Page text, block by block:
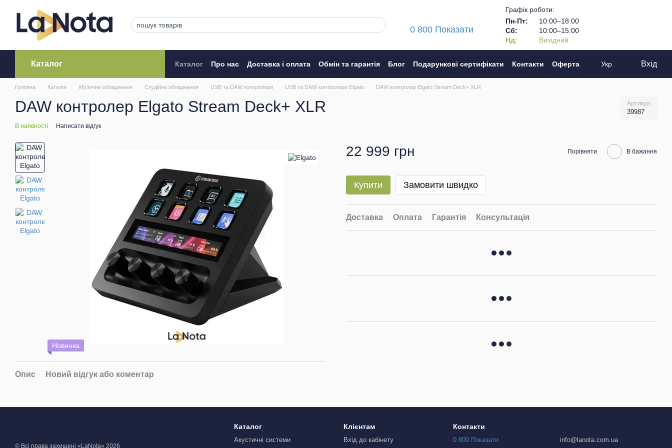
0 800 Показати
Графік роботи:
Пн-Пт:
10:00–18:00
Сб:
10:00–15:00
Нд:
Вихідний
Каталог Каталог Про нас Доставка і оплата Обмін та гарантія Блог Подарункові сертифікати Контакти
Оферта
Укр Вхід
Головна Каталог Музичне обладнання Студійне обладнання USB та DAW контролери USB та DAW контролери Elgato DAW контролер Elgato Stream Deck+ XLR
DAW контролер Elgato Stream Deck+ XLR Артикул
39987
В наявності Написати відгук
Новинка
Опис Новий відгук або коментар
22 999 грн Порівняти В бажання
Купити Замовити швидко
Доставка Оплата Гарантія Консультація
© Всі права захищені «LaNota» 2026
Каталог
Акустичні системи
Клієнтам
Вхід до кабінету
Контакти
0 800 Показати info@lanota.com.ua